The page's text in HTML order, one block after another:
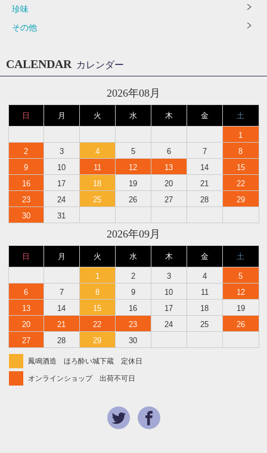
珍味
その他
CALENDAR カレンダー
2026年08月
日 月 火 水 木 金 土
1
2
3 4 5 6 7
8
9
10 11 12 13 14
15
16
17 18 19 20 21
22
23
24 25 26 27 28
29
30
31
2026年09月
日 月 火 水 木 金 土
1 2 3 4
5
6
7 8 9 10 11
12
13
14 15 16 17 18
19
20
21 22 23 24 25
26
27
28 29 30
鳳鳴酒造 ほろ酔い城下蔵 定休日
オンラインショップ 出荷不可日